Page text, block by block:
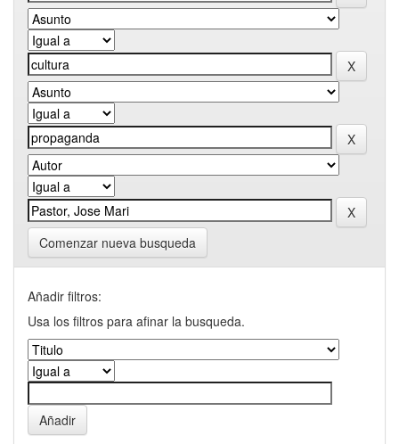
Comenzar nueva busqueda
Añadir filtros:
Usa los filtros para afinar la busqueda.